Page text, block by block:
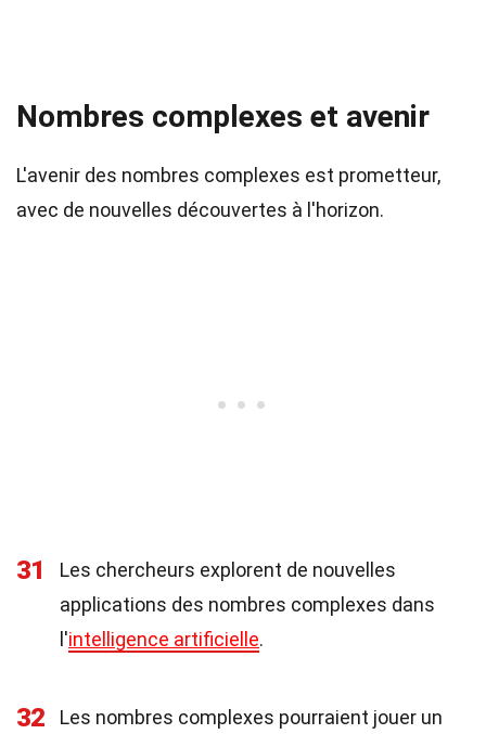
Nombres complexes et avenir
L'avenir des nombres complexes est prometteur,
avec de nouvelles découvertes à l'horizon.
31
Les chercheurs explorent de nouvelles
applications des nombres complexes dans
l'intelligence artificielle.
32
Les nombres complexes pourraient jouer un